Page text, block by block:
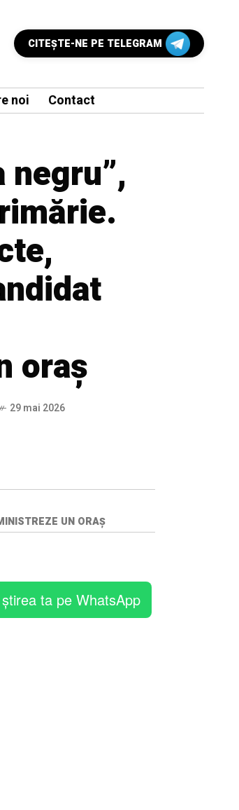
CITEŞTE-NE PE TELEGRAM
noi Contact
negru”,
oraș
29 mai 2026
UN ORAȘ
ta pe WhatsApp